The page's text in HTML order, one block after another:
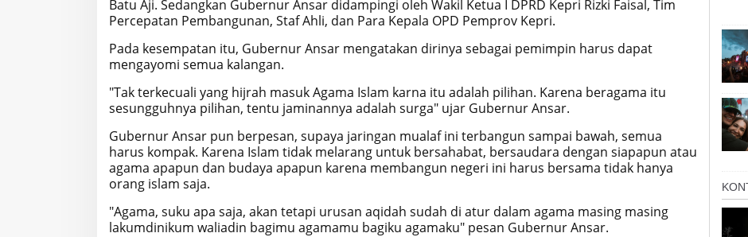
Batu Aji. Sedangkan Gubernur Ansar didampingi oleh Wakil Ketua I DPRD Kepri Rizki Faisal, Tim
Percepatan Pembangunan, Staf Ahli, dan Para Kepala OPD Pemprov Kepri.
Pada kesempatan itu, Gubernur Ansar mengatakan dirinya sebagai pemimpin harus dapat
mengayomi semua kalangan.
"Tak terkecuali yang hijrah masuk Agama Islam karna itu adalah pilihan. Karena beragama itu
sesungguhnya pilihan, tentu jaminannya adalah surga" ujar Gubernur Ansar.
Gubernur Ansar pun berpesan, supaya jaringan mualaf ini terbangun sampai bawah, semua
harus kompak. Karena Islam tidak melarang untuk bersahabat, bersaudara dengan siapapun atau
agama apapun dan budaya apapun karena membangun negeri ini harus bersama tidak hanya
orang islam saja.
"Agama, suku apa saja, akan tetapi urusan aqidah sudah di atur dalam agama masing masing
lakumdinikum waliadin bagimu agamamu bagiku agamaku" pesan Gubernur Ansar.